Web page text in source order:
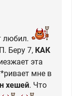
любил.
Беру 7, КАК
эта
мне в
хешей. Что